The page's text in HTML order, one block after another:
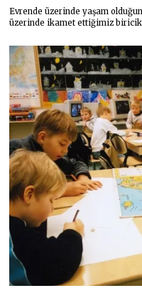
Evrende üzerinde yaşam
üzerinde ikamet ettiğimiz biricik